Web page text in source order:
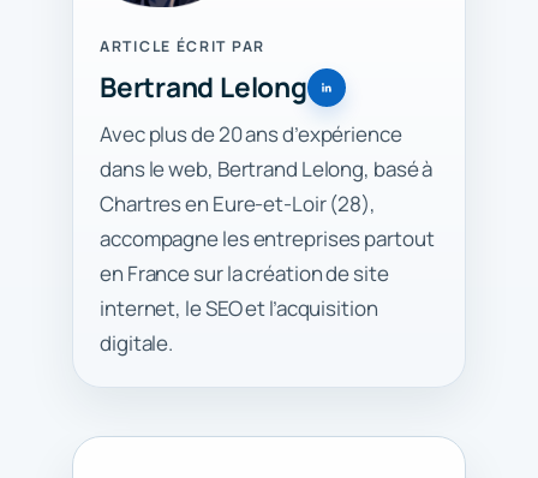
ARTICLE ÉCRIT PAR
Bertrand Lelong
Avec plus de 20 ans d’expérience
dans le web, Bertrand Lelong, basé à
Chartres en Eure-et-Loir (28),
accompagne les entreprises partout
en France sur la création de site
internet, le SEO et l’acquisition
digitale.